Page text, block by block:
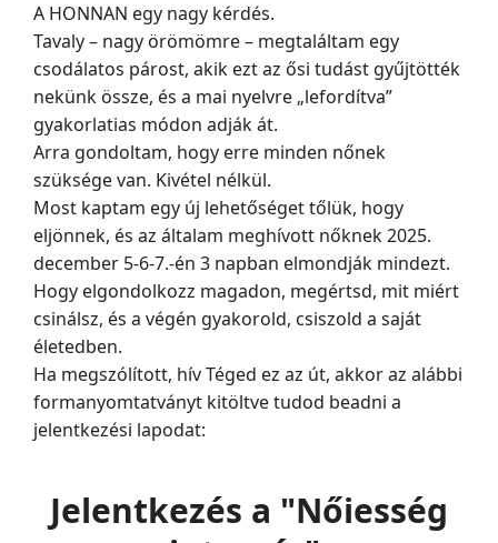
A HONNAN egy nagy kérdés.
Tavaly – nagy örömömre – megtaláltam egy
csodálatos párost, akik ezt az ősi tudást gyűjtötték
nekünk össze, és a mai nyelvre „lefordítva”
gyakorlatias módon adják át.
Arra gondoltam, hogy erre minden nőnek
szüksége van. Kivétel nélkül.
Most kaptam egy új lehetőséget tőlük, hogy
eljönnek, és az általam meghívott nőknek 2025.
december 5-6-7.-én 3 napban elmondják mindezt.
Hogy elgondolkozz magadon, megértsd, mit miért
csinálsz, és a végén gyakorold, csiszold a saját
életedben.
Ha megszólított, hív Téged ez az út, akkor az alábbi
formanyomtatványt kitöltve tudod beadni a
jelentkezési lapodat:
Jelentkezés a "Nőiesség